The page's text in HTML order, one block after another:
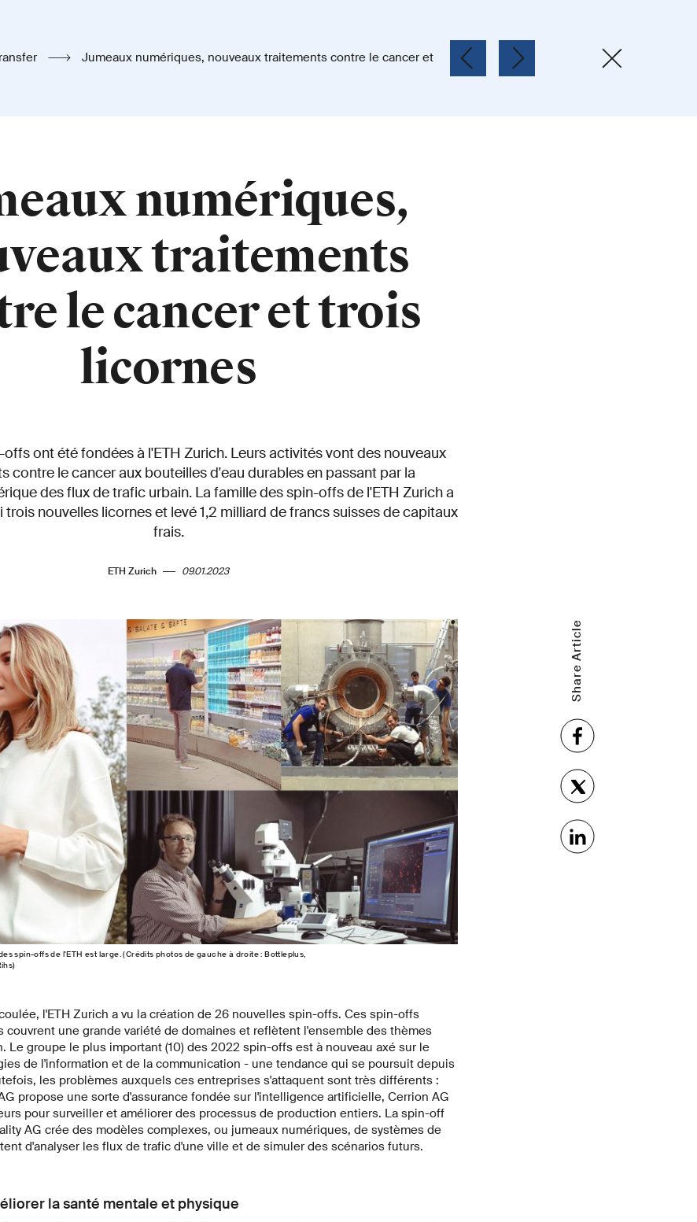
numériques,
traitements
le cancer et trois
licornes
ont été fondées à l'ETH Zurich. Leurs activités vont des nouveaux
contre le cancer aux bouteilles d'eau durables en passant par la
des flux de trafic urbain. La famille des spin-offs de l'ETH Zurich a
nouvelles licornes et levé 1,2 milliard de francs suisses de capitaux
frais.
ETH Zurich 09.01.2023
spin-offs de l'ETH est large. (Crédits photos de gauche à droite : Bottleplus,
Share Article
l'ETH Zurich a vu la création de 26 nouvelles spin-offs. Ces spin-offs
couvrent une grande variété de domaines et reflètent l'ensemble des thèmes
Le groupe le plus important (10) des 2022 spin-offs est à nouveau axé sur le
de l'information et de la communication - une tendance qui se poursuit depuis
les problèmes auxquels ces entreprises s'attaquent sont très différents :
propose une sorte d'assurance fondée sur l'intelligence artificielle, Cerrion AG
pour surveiller et améliorer des processus de production entiers. La spin-off
AG crée des modèles complexes, ou jumeaux numériques, de systèmes de
d'analyser les flux de trafic d'une ville et de simuler des scénarios futurs.
la santé mentale et physique